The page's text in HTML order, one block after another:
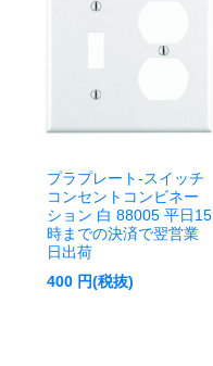
プラプレート-スイッチ
コンセントコンビネー
ション 白 88005 平日15
時までの決済で翌営業
日出荷
400 円(税抜)